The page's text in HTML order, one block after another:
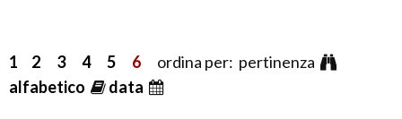
1 2 3 4 5 6 ordina per: pertinenza
alfabetico
data